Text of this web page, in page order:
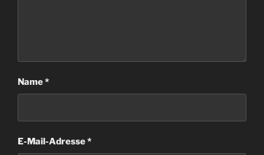
Name*
E-Mail-Adresse*